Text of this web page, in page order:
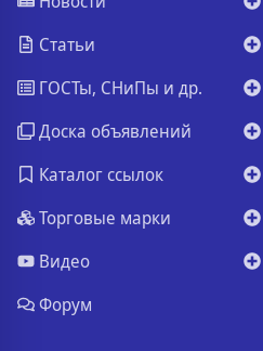
Статьи
ГОСТы, СНиПы и др.
Доска объявлений
Каталог ссылок
Торговые марки
Видео
Форум